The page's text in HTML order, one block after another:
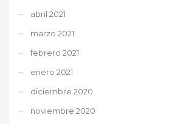
abril 2021
marzo 2021
febrero 2021
enero 2021
diciembre 2020
noviembre 2020